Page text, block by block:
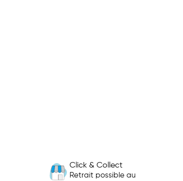
Click & Collect
Retrait possible au